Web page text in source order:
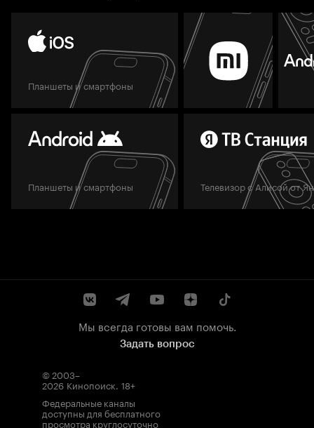
Планшеты и смартфоны
Планшеты и смартфоны Телевизор с Алисой от
Мы всегда готовы вам помочь.
Задать вопрос
© 2003–
2026 Кинопоиск. 18+
Федеральные каналы
доступны для бесплатного
просмотра круглосуточно